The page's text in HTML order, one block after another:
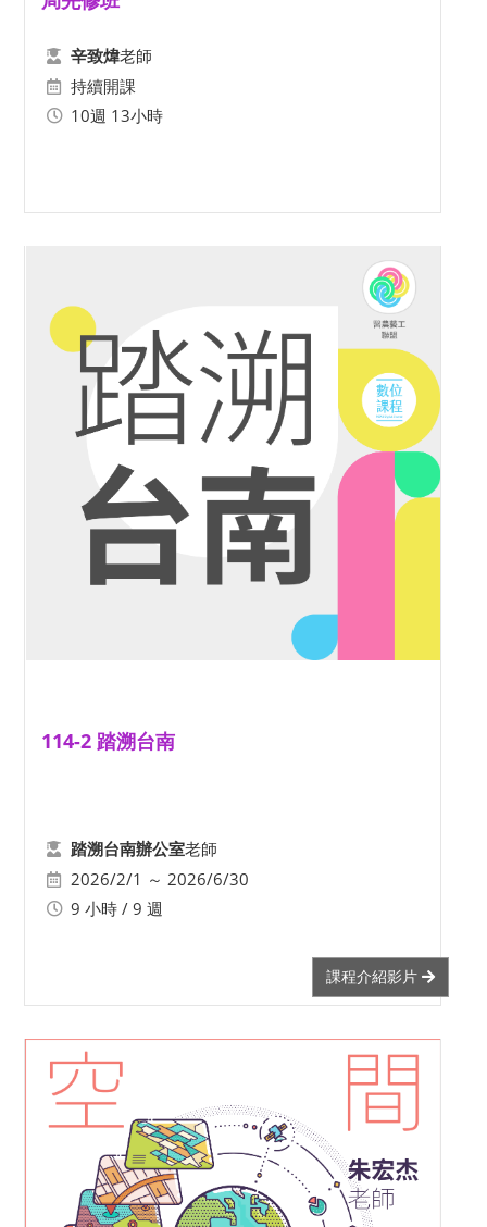
辛致煒老師
持續開課
10週 13小時
114-2 踏溯台南
踏溯台南辦公室老師
2026/2/1 ～ 2026/6/30
9 小時 / 9 週
課程介紹影片